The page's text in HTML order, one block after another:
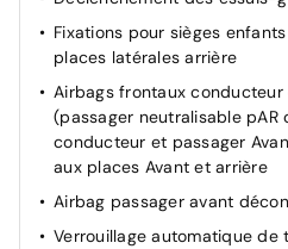
Fixations pour sièges
places latérales arrière
Airbags frontaux
(passager neutralisable pAR
conducteur et passager
aux places Avant et arrière
Airbag passager avant
Verrouillage automatique de